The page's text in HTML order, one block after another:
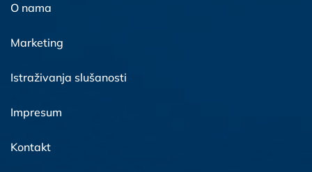
O nama
Marketing
Istraživanja slušanosti
Impresum
Kontakt